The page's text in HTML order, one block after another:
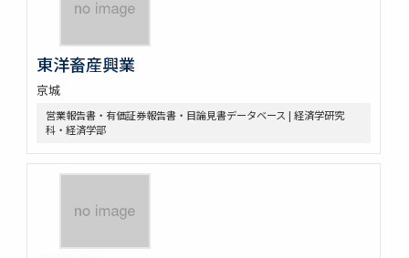
東洋畜産興業
京城
営業報告書・有価証券報告書・目論見書データベース | 経済学研究
科・経済学部